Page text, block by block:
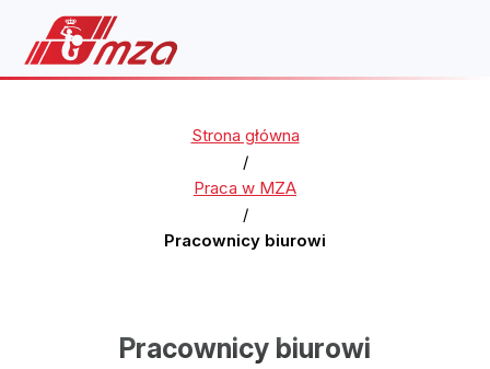
Strona główna
/
Praca w MZA
/
Pracownicy biurowi
Pracownicy biurowi